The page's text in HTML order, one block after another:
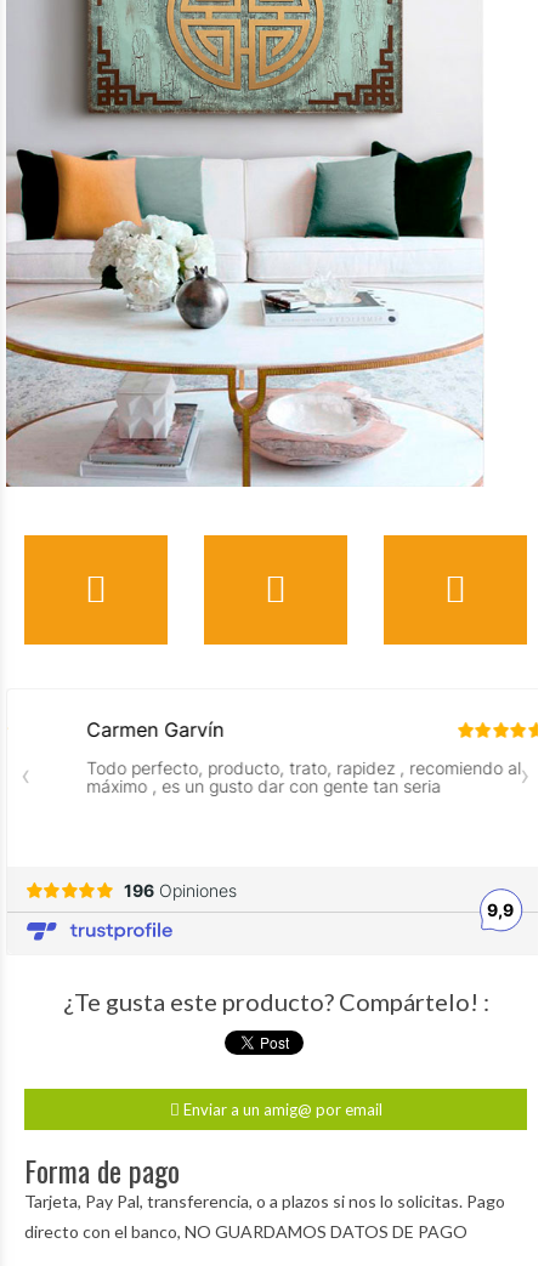
¿Te gusta este producto? Compártelo! :
Enviar a un amig@ por email
Forma de pago
Tarjeta, Pay Pal, transferencia, o a plazos si nos lo solicitas. Pago
directo con el banco, NO GUARDAMOS DATOS DE PAGO